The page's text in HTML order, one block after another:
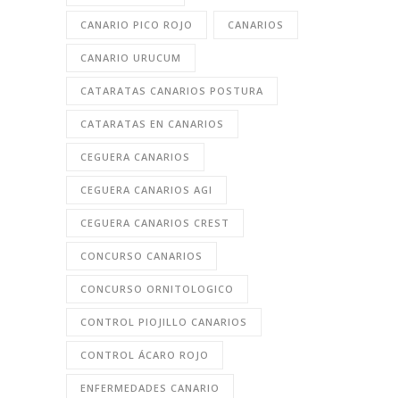
CANARIO PICO ROJO CANARIOS
CANARIO URUCUM
CATARATAS CANARIOS POSTURA
CATARATAS EN CANARIOS
CEGUERA CANARIOS
CEGUERA CANARIOS AGI
CEGUERA CANARIOS CREST
CONCURSO CANARIOS
CONCURSO ORNITOLOGICO
CONTROL PIOJILLO CANARIOS
CONTROL ÁCARO ROJO
ENFERMEDADES CANARIO